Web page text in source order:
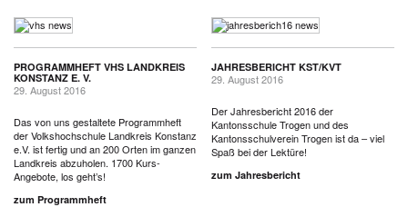
PROGRAMMHEFT VHS LANDKREIS
KONSTANZ E. V.
29. August 2016
Das von uns gestaltete Programmheft
der Volkshochschule Landkreis Konstanz
e.V. ist fertig und an 200 Orten im ganzen
Landkreis abzuholen. 1700 Kurs-
Angebote, los geht’s!
zum Programmheft
JAHRESBERICHT KST/KVT
29. August 2016
Der Jahresbericht 2016 der
Kantonsschule Trogen und des
Kantonsschulverein Trogen ist da – viel
Spaß bei der Lektüre!
zum Jahresbericht